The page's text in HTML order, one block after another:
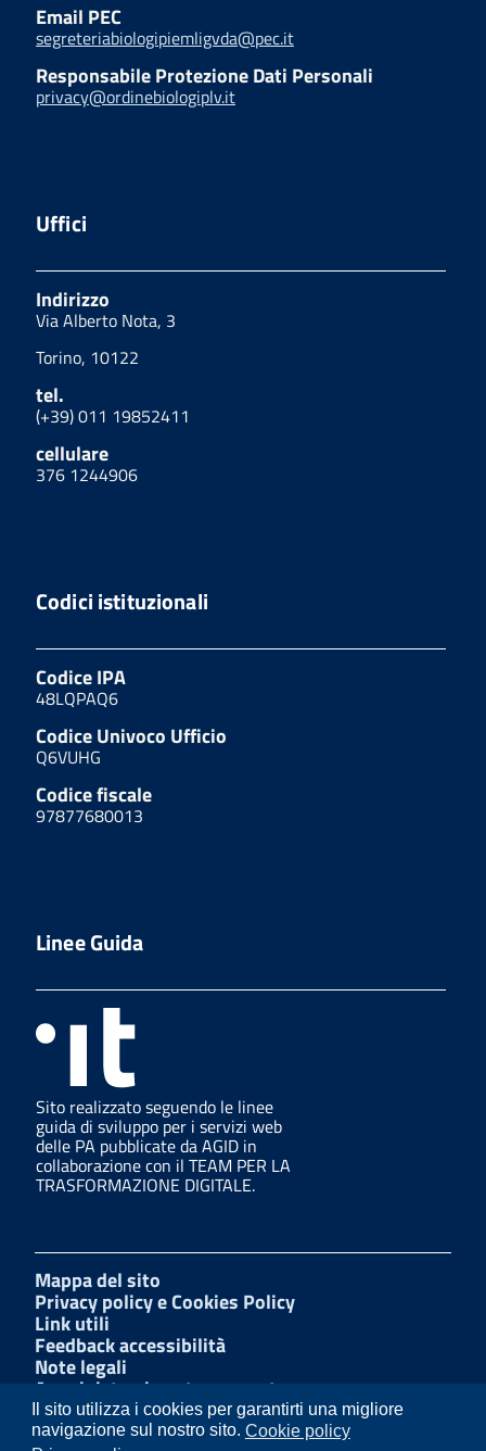
Il sito utilizza i cookies per garantirti una migliore
navigazione sul nostro sito. Cookie policy
Email PEC
segreteriabiologipiemligvda@pec.it
Responsabile Protezione Dati Personali
privacy@ordinebiologiplv.it
Uffici
Indirizzo
Via Alberto Nota, 3
Torino, 10122
tel.
(+39) 011 19852411
cellulare
376 1244906
Codici istituzionali
Codice IPA
48LQPAQ6
Codice Univoco Ufficio
Q6VUHG
Codice fiscale
97877680013
Linee Guida
Sito realizzato seguendo le linee
guida di sviluppo per i servizi web
delle PA pubblicate da AGID in
collaborazione con il TEAM PER LA
TRASFORMAZIONE DIGITALE.
Mappa del sito
Privacy policy e Cookies Policy
Link utili
Feedback accessibilità
Note legali
Amministrazione trasparente
Dichiarazione di accessibilità
W3C Css